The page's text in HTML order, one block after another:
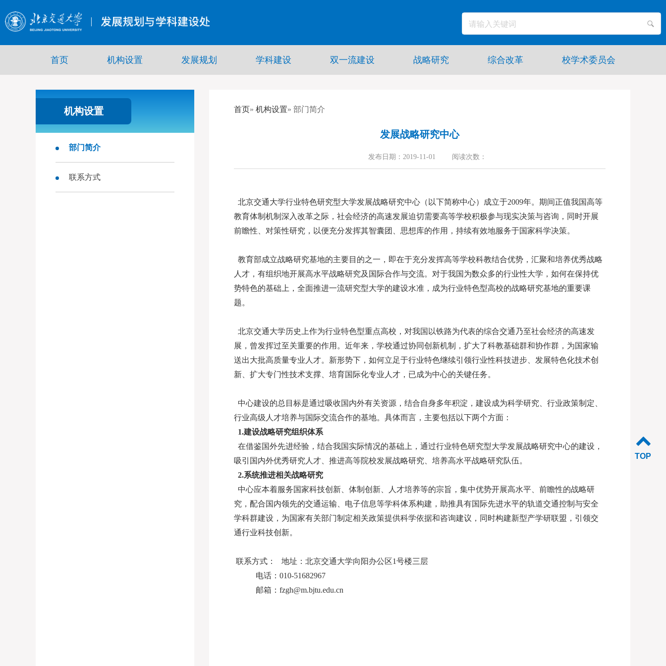
首页 机构设置 发展规划 学科建设 双一流建设 战略研究 综合改革 校学术委员会
机构设置
部门简介
联系方式
首页» 机构设置» 部门简介
发展战略研究中心
发布日期：2019-11-01 阅读次数：
北京交通大学行业特色研究型大学发展战略研究中心（以下简称中心）成立于2009年。期间正值我国高等
教育体制机制深入改革之际，社会经济的高速发展迫切需要高等学校积极参与现实决策与咨询，同时开展
前瞻性、对策性研究，以便充分发挥其智囊团、思想库的作用，持续有效地服务于国家科学决策。
教育部成立战略研究基地的主要目的之一，即在于充分发挥高等学校科教结合优势，汇聚和培养优秀战略
人才，有组织地开展高水平战略研究及国际合作与交流。对于我国为数众多的行业性大学，如何在保持优
势特色的基础上，全面推进一流研究型大学的建设水准，成为行业特色型高校的战略研究基地的重要课
题。
北京交通大学历史上作为行业特色型重点高校，对我国以铁路为代表的综合交通乃至社会经济的高速发
展，曾发挥过至关重要的作用。近年来，学校通过协同创新机制，扩大了科教基础群和协作群，为国家输
送出大批高质量专业人才。新形势下，如何立足于行业特色继续引领行业性科技进步、发展特色化技术创
新、扩大专门性技术支撑、培育国际化专业人才，已成为中心的关键任务。
中心建设的总目标是通过吸收国内外有关资源，结合自身多年积淀，建设成为科学研究、行业政策制定、
行业高级人才培养与国际交流合作的基地。具体而言，主要包括以下两个方面：
1.建设战略研究组织体系
在借鉴国外先进经验，结合我国实际情况的基础上，通过行业特色研究型大学发展战略研究中心的建设，
吸引国内外优秀研究人才、推进高等院校发展战略研究、培养高水平战略研究队伍。
2.系统推进相关战略研究
中心应本着服务国家科技创新、体制创新、人才培养等的宗旨，集中优势开展高水平、前瞻性的战略研
究，配合国内领先的交通运输、电子信息等学科体系构建，助推具有国际先进水平的轨道交通控制与安全
学科群建设，为国家有关部门制定相关政策提供科学依据和咨询建议，同时构建新型产学研联盟，引领交
通行业科技创新。
联系方式： 地址：北京交通大学向阳办公区1号楼三层
电话：010-51682967
邮箱：fzgh@m.bjtu.edu.cn
TOP